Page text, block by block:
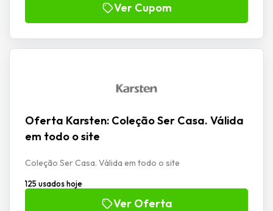
Ver Cupom
Oferta Karsten: Coleção Ser Casa. Válida
em todo o site
Coleção Ser Casa. Válida em todo o site
125 usados hoje
Ver Oferta